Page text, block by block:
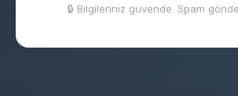
🔒 Bilgileriniz güvende. Spam